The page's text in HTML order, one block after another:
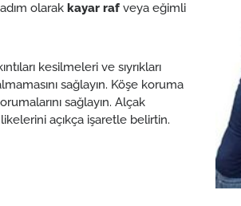
olarak kayar raf veya eğimli
kesilmeleri ve sıyrıkları
sağlayın. Köşe koruma
sağlayın. Alçak
açıkça işaretle belirtin.